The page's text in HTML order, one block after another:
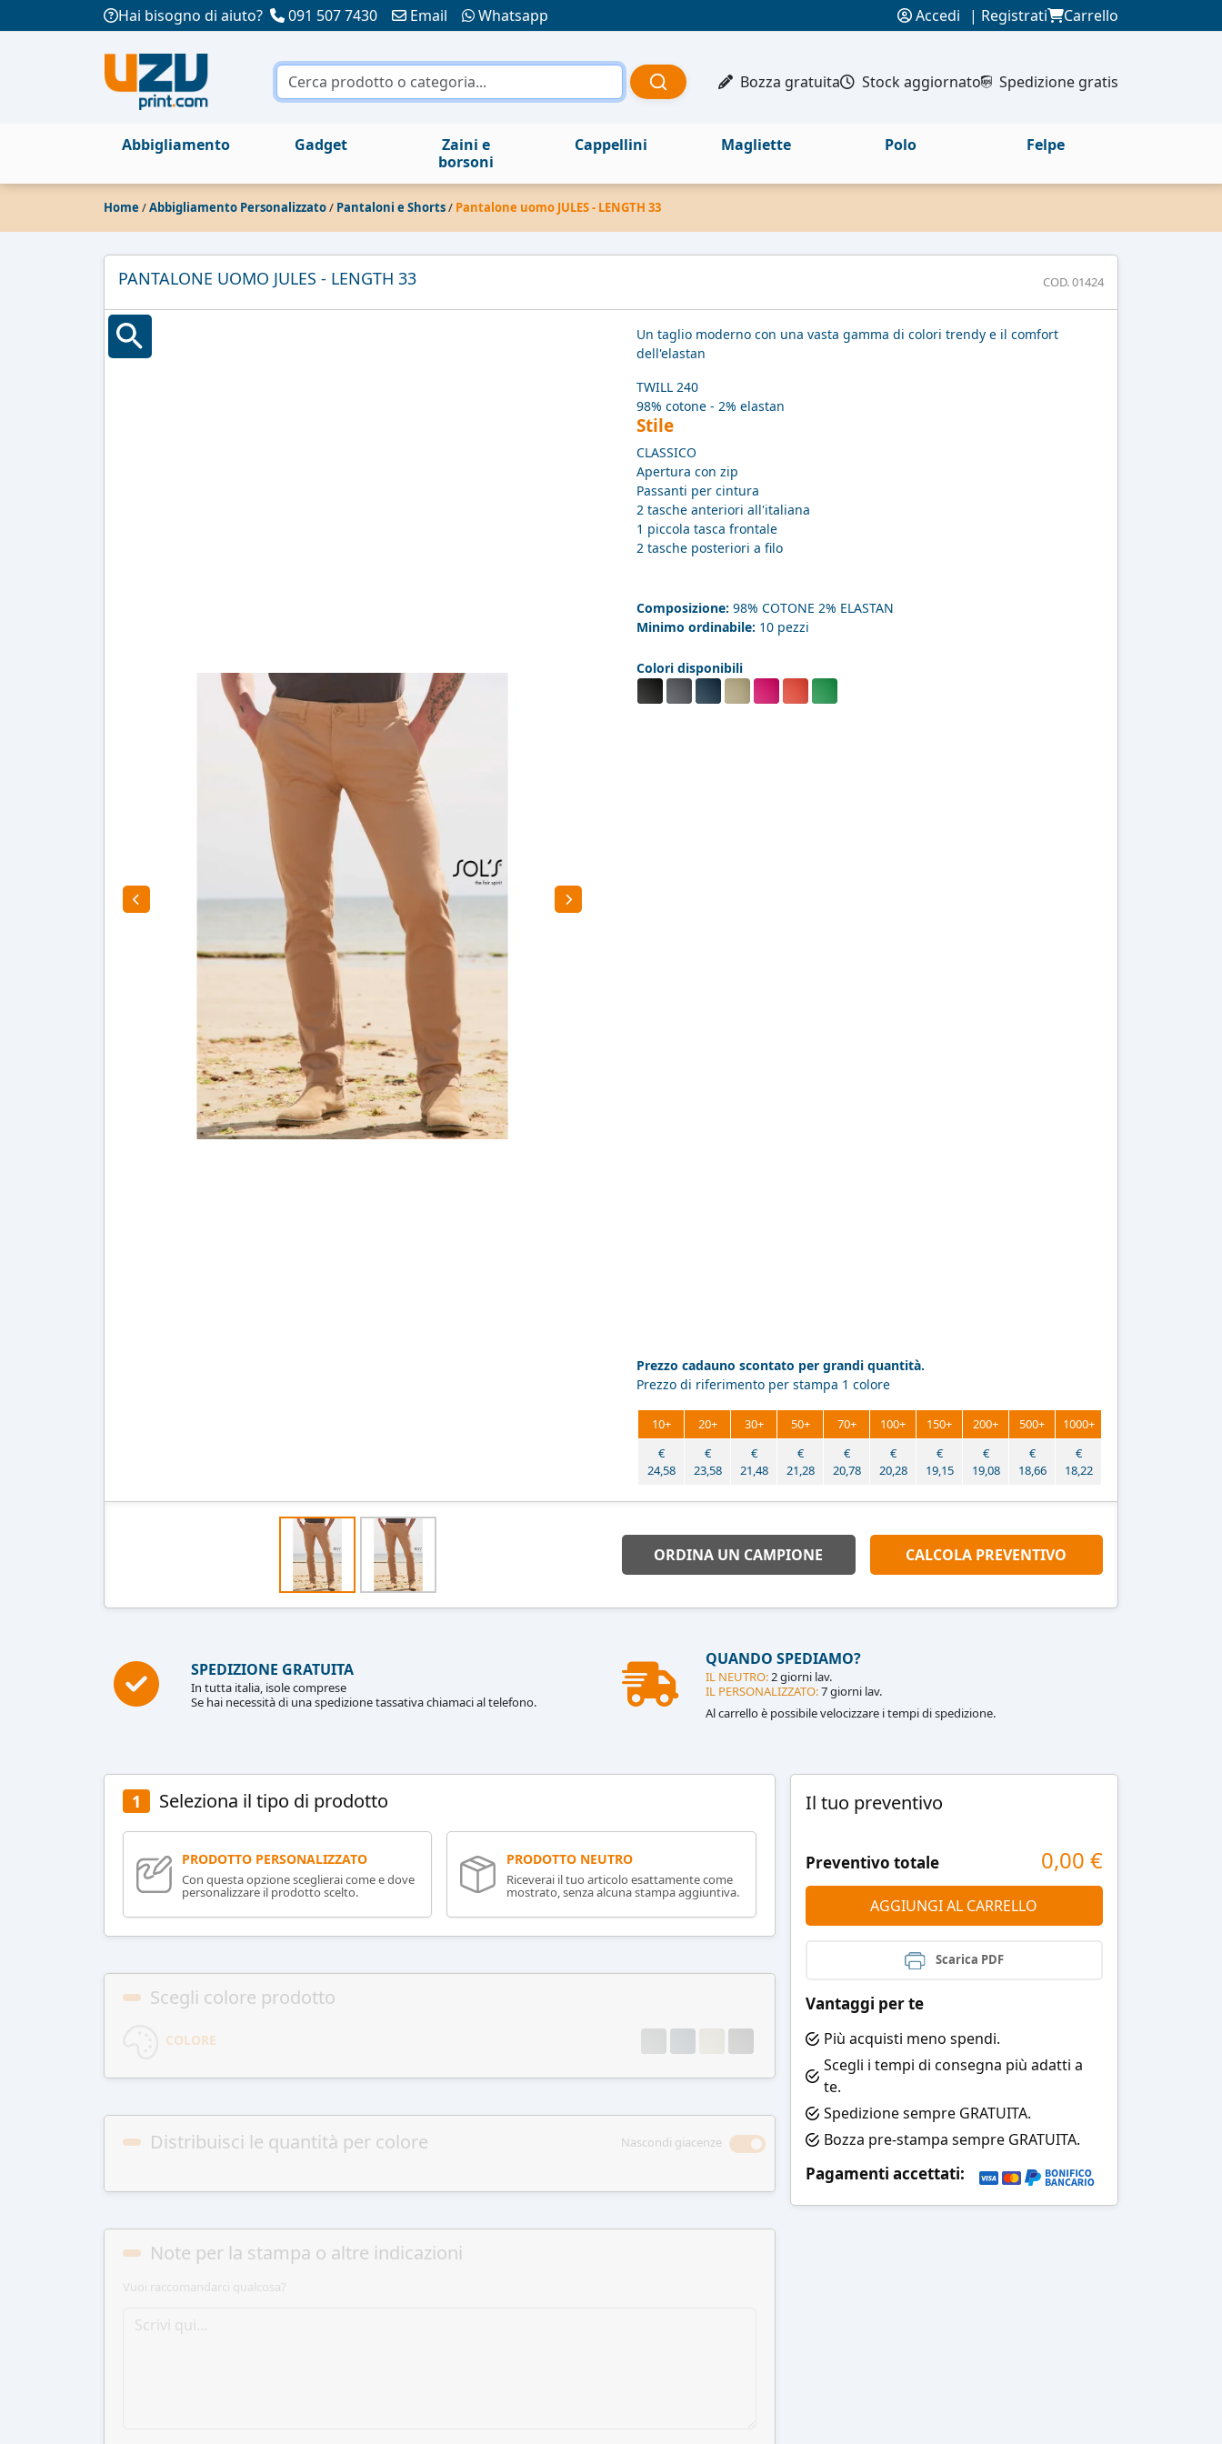
Hai bisogno di aiuto? 091 507 7430 Email Whatsapp Accedi | Registrati Carrello
Bozza gratuita Stock aggiornato Spedizione gratis
Abbigliamento Gadget
Zaini e
borsoni
Cappellini Magliette Polo Felpe
Home /Abbigliamento Personalizzato/ Pantaloni e Shorts/ Pantalone uomo JULES - LENGTH 33
PANTALONE UOMO JULES - LENGTH 33 COD. 01424
Un taglio moderno con una vasta gamma di colori trendy e il comfort
dell'elastan
TWILL 240
98% cotone - 2% elastan
Stile
CLASSICO
Apertura con zip
Passanti per cintura
2 tasche anteriori all'italiana
1 piccola tasca frontale
2 tasche posteriori a filo
Composizione: 98% COTONE 2% ELASTAN
Minimo ordinabile: 10 pezzi
Colori disponibili
Prezzo cadauno scontato per grandi quantità.
Prezzo di riferimento per stampa 1 colore
10+ 20+ 30+ 50+ 70+ 100+ 150+ 200+ 500+
1000+
€
24,58
€
23,58
€
21,48
€
21,28
€
20,78
€
20,28
€
19,15
€
19,08
€
18,66
€
18,22
ORDINA UN CAMPIONE CALCOLA PREVENTIVO
SPEDIZIONE GRATUITA
In tutta italia, isole comprese
Se hai necessità di una spedizione tassativa chiamaci al telefono.
QUANDO SPEDIAMO?
IL NEUTRO:2 giorni lav.
IL PERSONALIZZATO:7 giorni lav.
Al carrello è possibile velocizzare i tempi di spedizione.
1 Seleziona il tipo di prodotto
PRODOTTO PERSONALIZZATO
Con questa opzione sceglierai come e dove
personalizzare il prodotto scelto.
PRODOTTO NEUTRO
Riceverai il tuo articolo esattamente come
mostrato, senza alcuna stampa aggiuntiva.
Scegli colore prodotto
COLORE
Distribuisci le quantità per colore Nascondi giacenze
Note per la stampa o altre indicazioni
Vuoi raccomandarci qualcosa?
Il tuo preventivo
Preventivo totale 0,00 €
AGGIUNGI AL CARRELLO
Scarica PDF
Vantaggi per te
Più acquisti meno spendi.
Scegli i tempi di consegna più adatti a
te.
Spedizione sempre GRATUITA.
Bozza pre-stampa sempre GRATUITA.
Pagamenti accettati: